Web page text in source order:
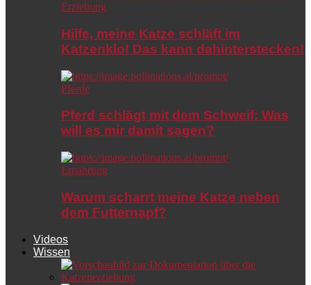
Erziehung
Hilfe, meine Katze schläft im
Katzenklo! Das kann dahinterstecken!
Pferde
Pferd schlägt mit dem Schweif: Was
will es mir damit sagen?
Ernährung
Warum scharrt meine Katze neben
dem Futternapf?
Videos
Wissen